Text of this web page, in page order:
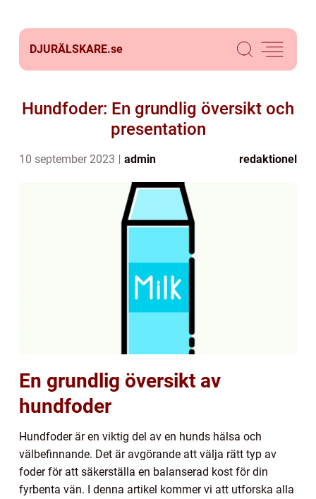
DJURÄLSKARE.se
Hundfoder: En grundlig översikt och
presentation
10 september 2023 admin redaktionel
En grundlig översikt av
hundfoder
Hundfoder är en viktig del av en hunds hälsa och
välbefinnande. Det är avgörande att välja rätt typ av
foder för att säkerställa en balanserad kost för din
fyrbenta vän. I denna artikel kommer vi att utforska alla